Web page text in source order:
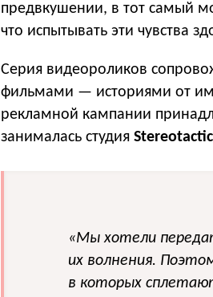
предвкушении, в тот самый
что испытывать эти чувства
Серия видеороликов
фильмами — историями от
рекламной кампании
занималась студия Stereotactic
«Мы хотели
их волнения.
в которых